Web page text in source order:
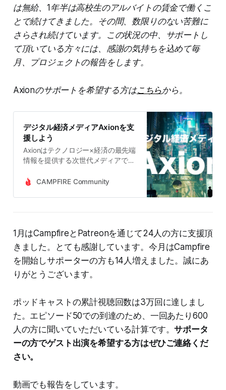
は無給、1年半は高校生のアルバイトの賃金で働くこ
とで続けてきました。その間、数限りのない苦難に
さらされ続けています。この状況の中、サポートし
て頂いている方々には、感謝の気持ちを込めて毎
月、プロジェクトの報告をします。
Axionのサポートを希望する方はこちらから。
デジタル経済メディアAxionを支
援しよう
Axionはテクノロジー×経済の最先端
情報を提供する次世代メディアで
調査と分析によって信頼度の高い情
性を担保するため支援を募っていま
CAMPFIRE Community
1月はCampfireとPatreonを通じて24人の方に支援頂
きました。とても感謝しています。今月はCampfire
を開始しサポーターの方も14人増えました。誠にあ
りがとうございます。
ポッドキャストの累計視聴回数は3万回に達しまし
た。エピソード50での到達のため、一回あたり600
人の方に聞いていただいている計算です。サポータ
ーの方でゲスト出演を希望する方はぜひご連絡くだ
さい。
動画でも報告をしています。